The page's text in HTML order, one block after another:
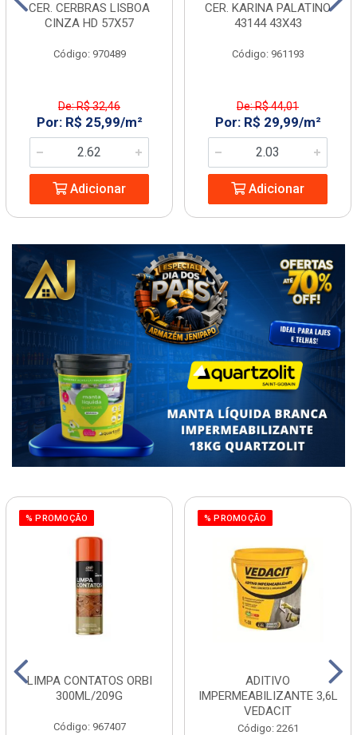
CER. CERBRAS LISBOA
CINZA HD 57X57
Código: 970489
De: R$ 32,46
Por: R$ 25,99/m²
Adicionar
CER. KARINA PALATINO
43144 43X43
Código: 961193
De: R$ 44,01
Por: R$ 29,99/m²
Adicionar
% PROMOÇÃO
LIMPA CONTATOS ORBI
300ML/209G
Código: 967407
% PROMOÇÃO
ADITIVO
IMPERMEABILIZANTE 3,6L
VEDACIT
Código: 2261